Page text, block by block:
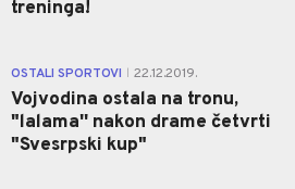
treninga!
OSTALI SPORTOVI 22.12.2019.
Vojvodina ostala na tronu,
"lalama'' nakon drame četvrti
"Svesrpski kup"